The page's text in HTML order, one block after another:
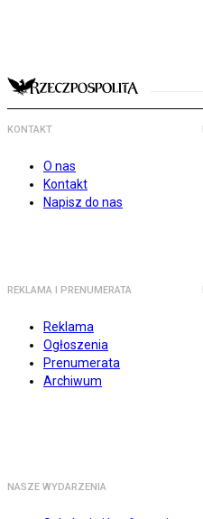
KONTAKT
O nas
Kontakt
Napisz do nas
REKLAMA I PRENUMERATA
Reklama
Ogłoszenia
Prenumerata
Archiwum
NASZE WYDARZENIA